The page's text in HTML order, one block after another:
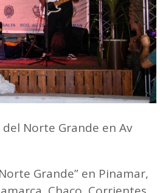
Norte Grande en Av
Grande” en Pinamar,